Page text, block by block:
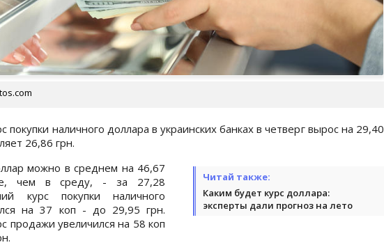
покупки наличного доллара в украинских банках в четверг вырос на 29,40
26,86 грн.
Читай также:
Каким будет курс доллара:
эксперты дали прогноз на лето
можно в среднем на 46,67
чем в среду, - за 27,28
курс покупки наличного
на 37 коп - до 29,95 грн.
продажи увеличился на 58 коп